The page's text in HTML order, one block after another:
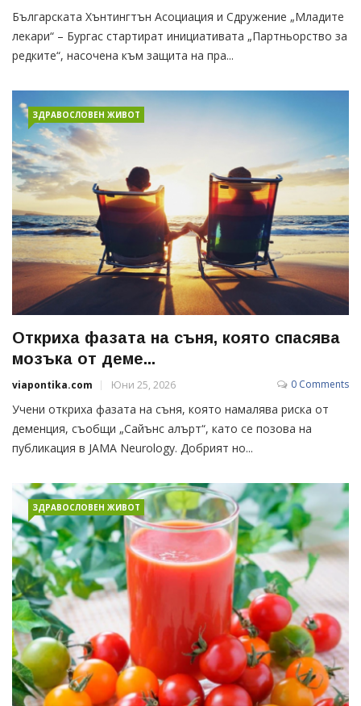
Българската Хънтингтън Асоциация и Сдружение „Младите
лекари“ – Бургас стартират инициативата „Партньорство за
редките“, насочена към защита на пра...
ЗДРАВОСЛОВЕН ЖИВОТ
Откриха фазата на съня, която спасява
мозъка от деме...
viapontika.com Юни 25, 2026 0 Comments
Учени откриха фазата на съня, която намалява риска от
деменция, съобщи „Сайънс алърт“, като се позова на
публикация в JAMA Neurology. Добрият но...
ЗДРАВОСЛОВЕН ЖИВОТ